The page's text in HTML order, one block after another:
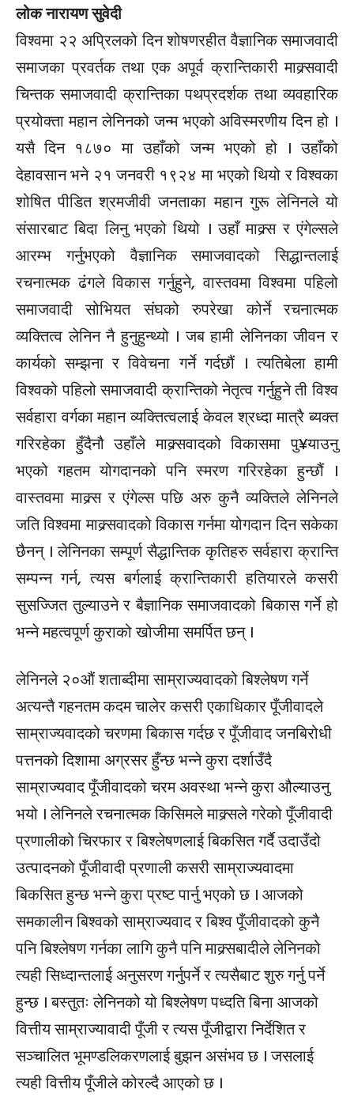
लोक नारायण सुवेदी
विश्वमा २२ अप्रिलको दिन शोषणरहीत वैज्ञानिक समाजवादी
समाजका प्रवर्तक तथा एक अपूर्व क्रान्तिकारी माक्र्सवादी
चिन्तक समाजवादी क्रान्तिका पथप्रदर्शक तथा व्यवहारिक
प्रयोक्ता महान लेनिनको जन्म भएको अविस्मरणीय दिन हो ।
यसै दिन १८७० मा उहाँको जन्म भएको हो । उहाँको
देहावसान भने २१ जनवरी १९२४ मा भएको थियो र विश्वका
शोषित पीडित श्रमजीवी जनताका महान गुरू लेनिनले यो
संसारबाट बिदा लिनु भएको थियो । उहाँ माक्र्स र एंगेल्सले
आरम्भ गर्नुभएको वैज्ञानिक समाजवादको सिद्धान्तलाई
रचनात्मक ढंगले विकास गर्नुहुने, वास्तवमा विश्वमा पहिलो
समाजवादी सोभियत संघको रुपरेखा कोर्ने रचनात्मक
व्यक्तित्व लेनिन नै हुनुहुन्थ्यो । जब हामी लेनिनका जीवन र
कार्यको सम्झना र विवेचना गर्ने गर्दछौं । त्यतिबेला हामी
विश्वको पहिलो समाजवादी क्रान्तिको नेतृत्व गर्नुहुने ती विश्व
सर्वहारा वर्गका महान व्यक्तित्वलाई केवल श्रध्दा मात्रै ब्यक्त
गरिरहेका हुँदैनौ उहाँले माक्र्सवादको विकासमा पु¥याउनु
भएको गहतम योगदानको पनि स्मरण गरिरहेका हुन्छौं ।
वास्तवमा माक्र्स र एंगेल्स पछि अरु कुनै व्यक्तिले लेनिनले
जति विश्वमा माक्र्सवादको विकास गर्नमा योगदान दिन सकेका
छैनन् । लेनिनका सम्पूर्ण सैद्धान्तिक कृतिहरु सर्वहारा क्रान्ति
सम्पन्न गर्न, त्यस बर्गलाई क्रान्तिकारी हतियारले कसरी
सुसज्जित तुल्याउने र बैज्ञानिक समाजवादको बिकास गर्ने हो
भन्ने महत्वपूर्ण कुराको खोजीमा समर्पित छन् ।
लेनिनले २०औं शताब्दीमा साम्राज्यवादको बिश्लेषण गर्ने
अत्यन्तै गहनतम कदम चालेर कसरी एकाधिकार पूँजीवादले
साम्राज्यवादको चरणमा बिकास गर्दछ र पूँजीवाद जनबिरोधी
पत्तनको दिशामा अग्रसर हुँन्छ भन्ने कुरा दर्शाउँदै
साम्राज्यवाद पूँजीवादको चरम अवस्था भन्ने कुरा औल्याउनु
भयो । लेनिनले रचनात्मक किसिमले माक्र्सले गरेको पूँजीवादी
प्रणालीको चिरफार र बिश्लेषणलाई बिकसित गर्दै उदाउँदो
उत्पादनको पूँजीवादी प्रणाली कसरी साम्राज्यवादमा
बिकसित हुन्छ भन्ने कुरा प्रष्ट पार्नु भएको छ । आजको
समकालीन बिश्वको साम्राज्यवाद र बिश्व पूँजीवादको कुनै
पनि बिश्लेषण गर्नका लागि कुनै पनि माक्र्सबादीले लेनिनको
त्यही सिध्दान्तलाई अनुसरण गर्नुपर्ने र त्यसैबाट शुरु गर्नु पर्ने
हुन्छ । बस्तुतः लेनिनको यो बिश्लेषण पध्दति बिना आजको
वित्तीय साम्राज्यावादी पूँजी र त्यस पूँजीद्वारा निर्देशित र
सञ्चालित भूमण्डलिकरणलाई बुझन असंभव छ । जसलाई
त्यही वित्तीय पूँजीले कोरल्दै आएको छ ।